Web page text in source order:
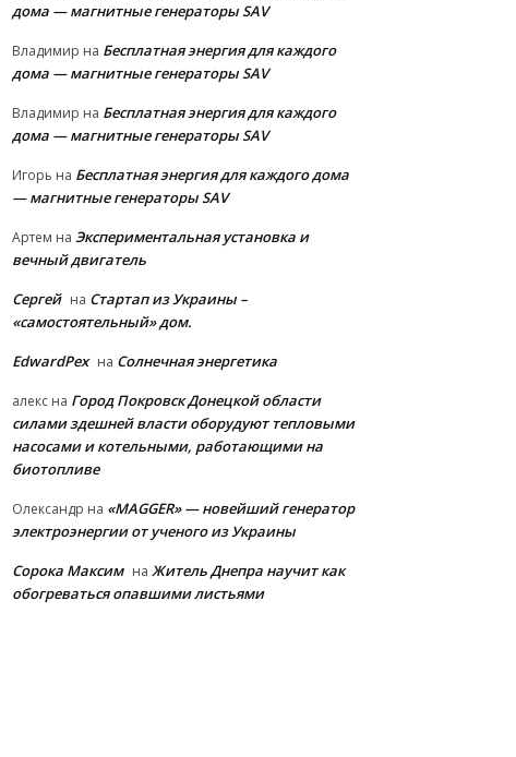
дома — магнитные генераторы SAV
Владимир на Бесплатная энергия для каждого
дома — магнитные генераторы SAV
Владимир на Бесплатная энергия для каждого
дома — магнитные генераторы SAV
Игорь на Бесплатная энергия для каждого дома
— магнитные генераторы SAV
Артем на Экспериментальная установка и
вечный двигатель
Сергей на Стартап из Украины –
«самостоятельный» дом.
EdwardPex на Солнечная энергетика
алекс на Город Покровск Донецкой области
силами здешней власти оборудуют тепловыми
насосами и котельными, работающими на
биотопливе
Олександр на «MAGGER» — новейший генератор
электроэнергии от ученого из Украины
Сорока Максим на Житель Днепра научит как
обогреваться опавшими листьями